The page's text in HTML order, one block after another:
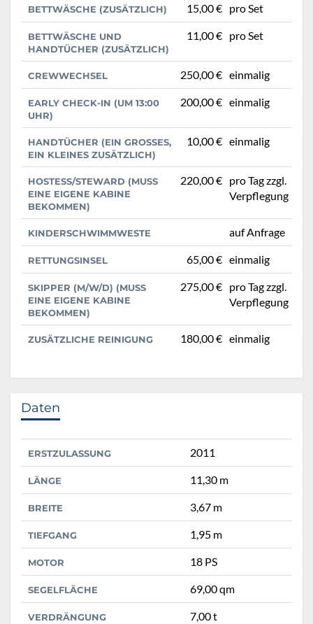
BETTWÄSCHE (ZUSÄTZLICH) 15,00 € pro Set
BETTWÄSCHE UND
HANDTÜCHER (ZUSÄTZLICH)
11,00 € pro Set
CREWWECHSEL 250,00 € einmalig
EARLY CHECK-IN (UM 13:00
UHR)
200,00 € einmalig
HANDTÜCHER (EIN GROSSES, E
IN KLEINES ZUSÄTZLICH)
10,00 € einmalig
HOSTESS/STEWARD (MUSS
EINE EIGENE KABINE
BEKOMMEN)
220,00 € pro Tag zzgl.
Verpflegung
KINDERSCHWIMMWESTE auf Anfrage
RETTUNGSINSEL 65,00 € einmalig
SKIPPER (M/W/D) (MUSS
EINE EIGENE KABINE
BEKOMMEN)
275,00 € pro Tag zzgl.
Verpflegung
ZUSÄTZLICHE REINIGUNG 180,00 € einmalig
Daten
ERSTZULASSUNG 2011
LÄNGE 11,30 m
BREITE 3,67 m
TIEFGANG 1,95 m
MOTOR 18 PS
SEGELFLÄCHE 69,00 qm
VERDRÄNGUNG 7,00 t